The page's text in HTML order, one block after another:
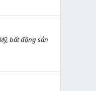
bất động sản